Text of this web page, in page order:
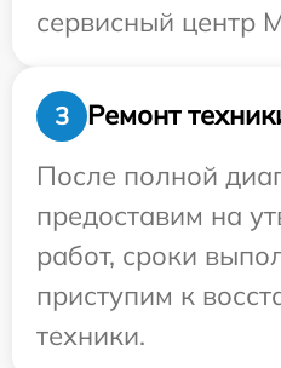
сервисный центр
3
Ремонт
После полной
предоставим на
работ, сроки
приступим к
техники.